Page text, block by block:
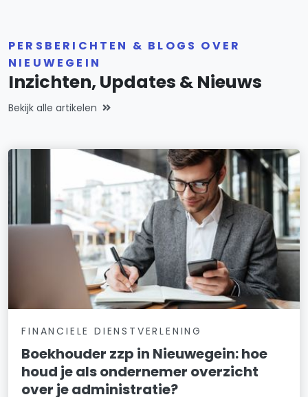
PERSBERICHTEN & BLOGS OVER
NIEUWEGEIN
Inzichten, Updates & Nieuws
Bekijk alle artikelen
FINANCIELE DIENSTVERLENING
Boekhouder zzp in Nieuwegein: hoe
houd je als ondernemer overzicht
over je administratie?